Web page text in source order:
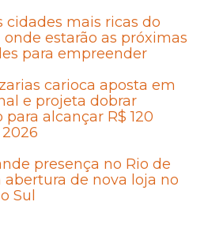
cidades mais ricas do
estarão as próximas
para empreender
carioca aposta em
e projeta dobrar
alcançar R$ 120
presença no Rio de
abertura de nova loja no
Sul